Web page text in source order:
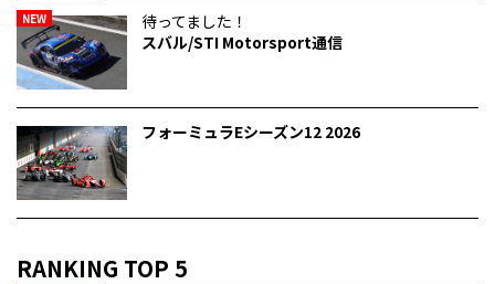
NEW
待ってました！
スバル/STI Motorsport通信
フォーミュラEシーズン12 2026
RANKING TOP 5